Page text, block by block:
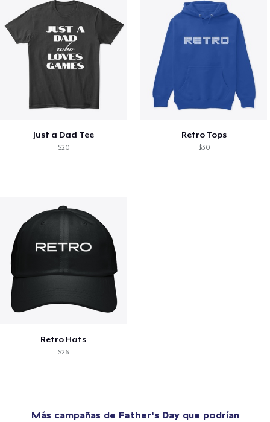
Just a Dad Tee
$20
Retro Tops
$30
Retro Hats
$26
Más campañas de Father's Dayque podrían